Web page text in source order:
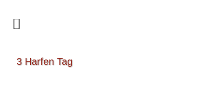
3 Harfen Tag